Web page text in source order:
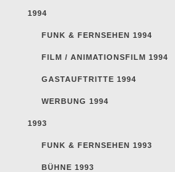
1994
FUNK & FERNSEHEN 1994
FILM / ANIMATIONSFILM 1994
GASTAUFTRITTE 1994
WERBUNG 1994
1993
FUNK & FERNSEHEN 1993
BÜHNE 1993